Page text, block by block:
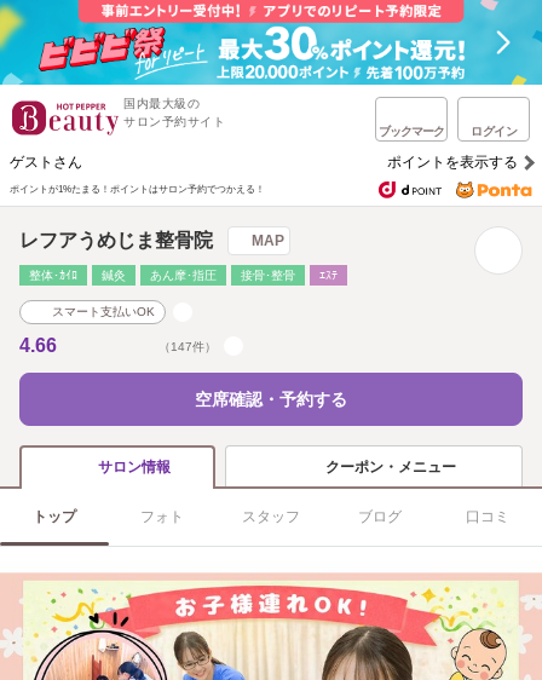
国内最大級の
サロン予約サイト
ブックマーク ログイン
ゲストさん ポイントを表示する
ポイントが1%たまる！ ポイントはサロン予約でつかえる！
レフアうめじま整骨院 MAP
整体･ｶｲﾛ 鍼灸 あん摩･指圧 接骨･整骨 ｴｽﾃ
スマート支払いOK
4.66 （147件）
空席確認・予約する
サロン情報 クーポン・メニュー
トップ フォト スタッフ ブログ 口コミ